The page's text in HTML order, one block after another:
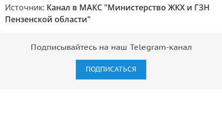
Источник: Канал в МАКС "Министерство ЖКХ и ГЗН
Пензенской области"
Подписывайтесь на наш Telegram-канал
ПОДПИСАТЬСЯ